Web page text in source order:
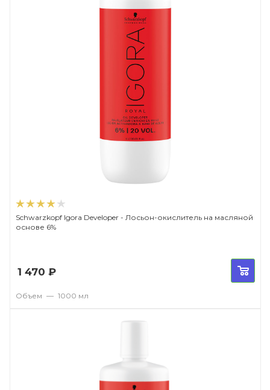
Schwarzkopf Igora Developer - Лосьон-окислитель на масляной
основе 6%
1 470 ₽
Объем — 1000 мл